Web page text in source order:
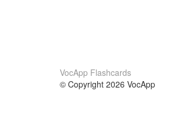
VocApp Flashcards
© Copyright 2026 VocApp